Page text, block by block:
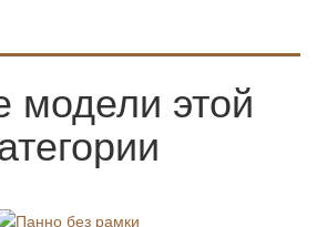
модели этой